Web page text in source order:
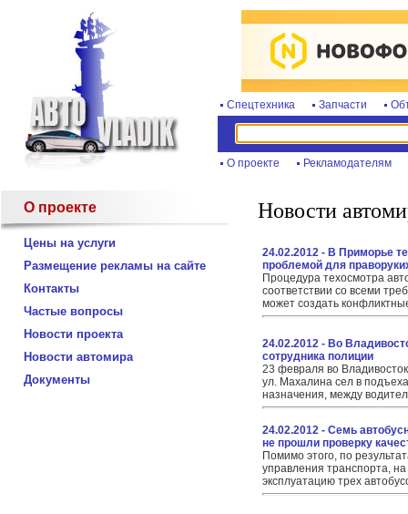
Спецтехника Запчасти
О проекте Рекламодателям
О проекте
Цены на услуги
Размещение рекламы на сайте
Контакты
Частые вопросы
Новости проекта
Новости автомира
Документы
Новости
24.02.2012 - В Приморье
проблемой для
Процедура техосмотра
соответствии со всеми
может создать
24.02.2012 - Во
сотрудника полиции
23 февраля во
ул. Махалина сел в
назначения, между
24.02.2012 - Семь
не прошли проверку
Помимо этого, по
управления транспорта,
эксплуатацию трех